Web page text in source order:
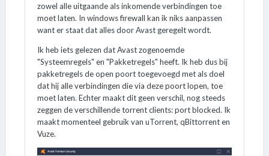
zowel alle uitgaande als inkomende verbindingen toe
moet laten. In windows firewall kan ik niks aanpassen
want er staat dat alles door Avast geregelt wordt.
Ik heb iets gelezen dat Avast zogenoemde
"Systeemregels" en "Pakketregels" heeft. Ik heb dus bij
pakketregels de open poort toegevoegd met als doel
dat hij alle verbindingen die via deze poort lopen, toe
moet laten. Echter maakt dit geen verschil, nog steeds
zeggen de verschillende torrent clients: port blocked. Ik
maakt momenteel gebruik van uTorrent, qBittorrent en
Vuze.